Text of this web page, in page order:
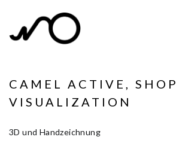
CAMEL ACTIVE, SHOP
VISUALIZATION
3D und Handzeichnung